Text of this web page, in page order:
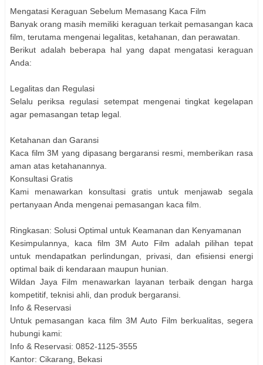
Mengatasi Keraguan Sebelum Memasang Kaca Film
Banyak orang masih memiliki keraguan terkait pemasangan kaca
film, terutama mengenai legalitas, ketahanan, dan perawatan.
Berikut adalah beberapa hal yang dapat mengatasi keraguan
Anda:
Legalitas dan Regulasi
Selalu periksa regulasi setempat mengenai tingkat kegelapan
agar pemasangan tetap legal.
Ketahanan dan Garansi
Kaca film 3M yang dipasang bergaransi resmi, memberikan rasa
aman atas ketahanannya.
Konsultasi Gratis
Kami menawarkan konsultasi gratis untuk menjawab segala
pertanyaan Anda mengenai pemasangan kaca film.
Ringkasan: Solusi Optimal untuk Keamanan dan Kenyamanan
Kesimpulannya, kaca film 3M Auto Film adalah pilihan tepat
untuk mendapatkan perlindungan, privasi, dan efisiensi energi
optimal baik di kendaraan maupun hunian.
Wildan Jaya Film menawarkan layanan terbaik dengan harga
kompetitif, teknisi ahli, dan produk bergaransi.
Info & Reservasi
Untuk pemasangan kaca film 3M Auto Film berkualitas, segera
hubungi kami:
Info & Reservasi: 0852-1125-3555
Kantor: Cikarang, Bekasi